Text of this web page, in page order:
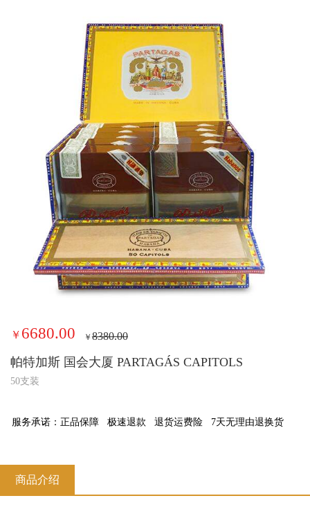
￥ 6680.00 ￥8380.00
帕特加斯 国会大厦 PARTAGÁS CAPITOLS
50支装
服务承诺： 正品保障 极速退款 退货运费险 7天无理由退换货
商品介绍